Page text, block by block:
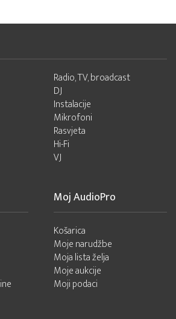
Radio, TV, broadcast
DJ
Instalacije
Mikrofoni
Rasvjeta
Hi-Fi
VJ
Moj AudioPro
Košarica
Moje narudžbe
Moja lista želja
Moje aukcije
Moji podaci